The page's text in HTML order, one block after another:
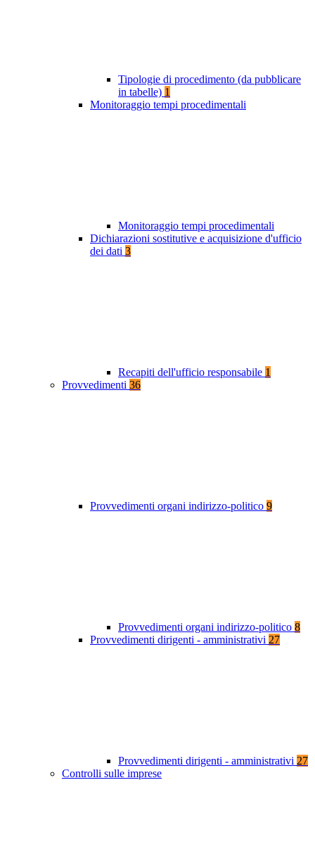
Tipologie di procedimento (da pubblicare
in tabelle) 1
Monitoraggio tempi procedimentali
Monitoraggio tempi procedimentali
Dichiarazioni sostitutive e acquisizione d'ufficio
dei dati 3
Recapiti dell'ufficio responsabile 1
Provvedimenti 36
Provvedimenti organi indirizzo-politico 9
Provvedimenti organi indirizzo-politico 8
Provvedimenti dirigenti - amministrativi 27
Provvedimenti dirigenti - amministrativi 27
Controlli sulle imprese